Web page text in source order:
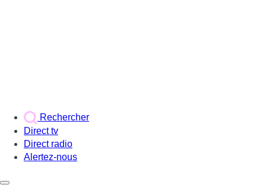
Rechercher
Direct tv
Direct radio
Alertez-nous